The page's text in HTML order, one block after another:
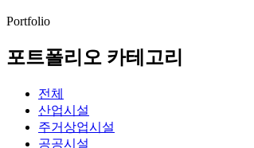
Portfolio
포트폴리오 카테고리
전체
산업시설
주거상업시설
공공시설